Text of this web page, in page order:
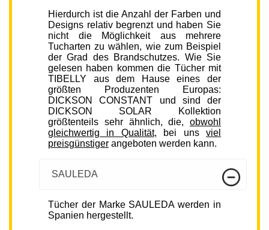
Hierdurch ist die Anzahl der Farben und
Designs relativ begrenzt und haben Sie
nicht die Möglichkeit aus mehrere
Tucharten zu wählen, wie zum Beispiel
der Grad des Brandschutzes. Wie Sie
gelesen haben kommen die Tücher mit
TIBELLY aus dem Hause eines der
größten Produzenten Europas:
DICKSON CONSTANT und sind der
DICKSON SOLAR Kollektion
größtenteils sehr ähnlich, die, obwohl
gleichwertig in Qualität, bei unsviel
preisgünstiger angeboten werden kann.
SAULEDA
Tücher der Marke SAULEDA werden in
Spanien hergestellt.